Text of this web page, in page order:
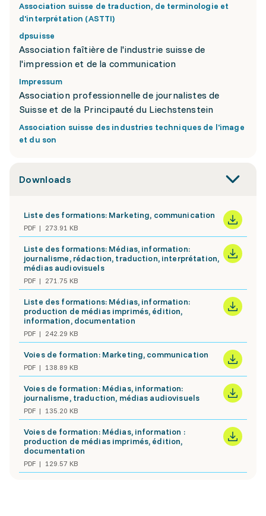
Association suisse de traduction, de terminologie et
d'interprétation (ASTTI)
dpsuisse
Association faîtière de l'industrie suisse de
l'impression et de la communication
Impressum
Association professionnelle de journalistes de
Suisse et de la Principauté du Liechstenstein
Association suisse des industries techniques de l'image
et du son
Downloads
Liste des formations: Marketing, communication
PDF 273.91 KB
Liste des formations: Médias, information:
journalisme, rédaction, traduction, interprétation,
médias audiovisuels
PDF 271.75 KB
Liste des formations: Médias, information:
production de médias imprimés, édition,
information, documentation
PDF 242.29 KB
Voies de formation: Marketing, communication
PDF 138.89 KB
Voies de formation: Médias, information:
journalisme, traduction, médias audiovisuels
PDF 135.20 KB
Voies de formation: Médias, information :
production de médias imprimés, édition,
documentation
PDF 129.57 KB